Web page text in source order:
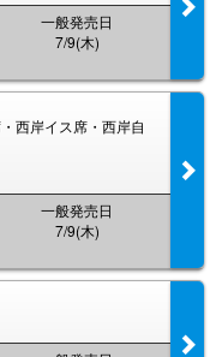
一般発売日
7/9(木)
西岸イス席・西岸自
一般発売日
7/9(木)